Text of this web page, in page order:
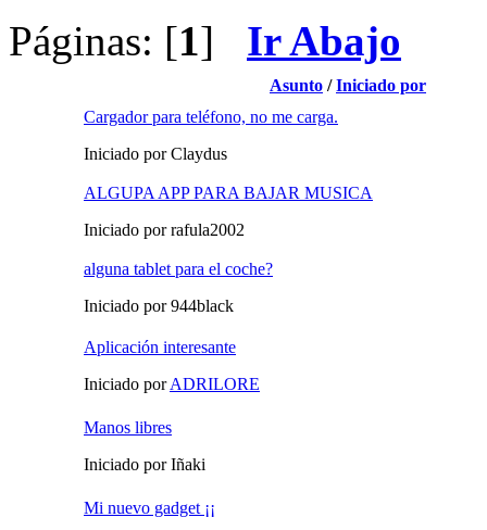
Páginas: [1] Ir Abajo
Asunto /Iniciado por
Cargador para teléfono, no me carga.
Iniciado por Claydus
ALGUPA APP PARA BAJAR MUSICA
Iniciado por rafula2002
alguna tablet para el coche?
Iniciado por 944black
Aplicación interesante
Iniciado porADRILORE
Manos libres
Iniciado por Iñaki
Mi nuevo gadget ¡¡